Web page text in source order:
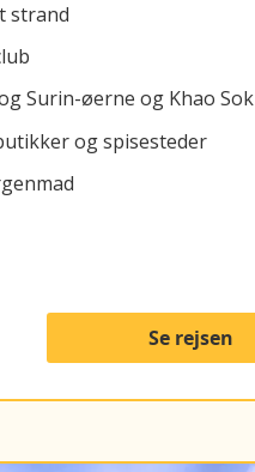
strand
Surin-øerne og Khao Sok
og spisesteder
Se rejsen